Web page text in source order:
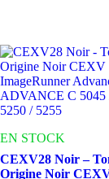
EN STOCK
CEXV28 Noir –
Origine Noir